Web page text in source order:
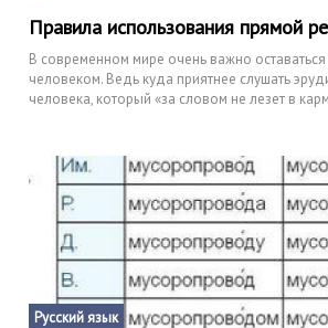
Правила использования прямой
В современном мире очень важно
человеком. Ведь куда приятнее слушать
человека, который «за словом не лезет в
Русский язык